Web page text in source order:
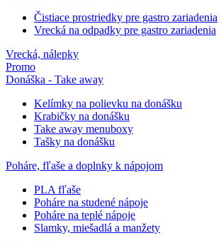
Čistiace prostriedky pre gastro zariadenia
Vrecká na odpadky pre gastro zariadenia
Vrecká, nálepky
Promo
Donáška - Take away
Kelímky na polievku na donášku
Krabičky na donášku
Take away menuboxy
Tašky na donášku
Poháre, fľaše a doplnky k nápojom
PLA fľaše
Poháre na studené nápoje
Poháre na teplé nápoje
Slamky, miešadlá a manžety